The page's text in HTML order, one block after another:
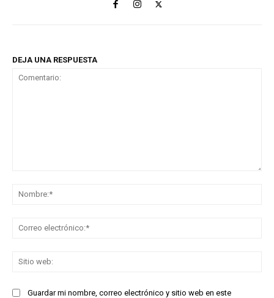
DEJA UNA RESPUESTA
Guardar mi nombre, correo electrónico y sitio web en este